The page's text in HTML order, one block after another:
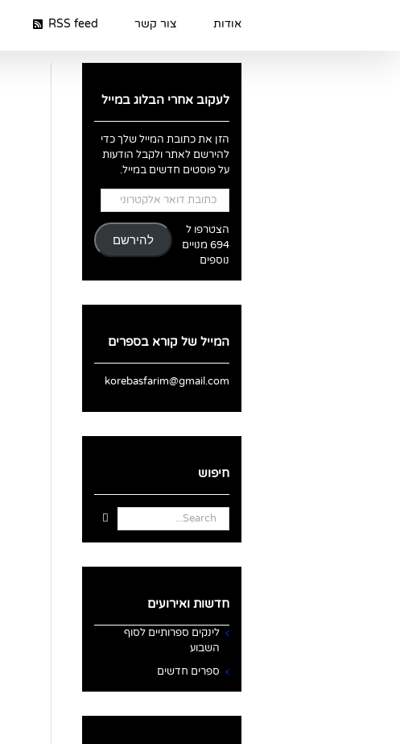
אודות צור קשר RSS feed
לעקוב אחרי הבלוג במייל
הזן את כתובת המייל שלך כדי
להירשם לאתר ולקבל הודעות
על פוסטים חדשים במייל.
כתובת
דואר
אלקטרוני
להירשם
הצטרפו ל
694 מנויים
נוספים
המייל של קורא בספרים
korebasfarim@gmail.com
חיפוש
Search
for:
חדשות ואירועים
לינקים ספרותיים לסוף
השבוע
ספרים חדשים